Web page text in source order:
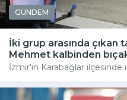
GÜNDEM
İki grup arasında çıkan
Mehmet kalbinden
İzmir'in Karabağlar ilçesinde